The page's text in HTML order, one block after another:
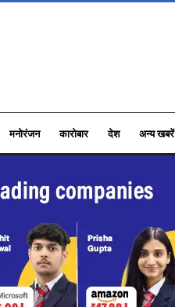
मनोरंजन कारोबार देश अन्य खबरें